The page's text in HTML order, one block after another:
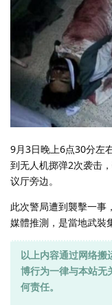
9月3日晚上6点30分左
到无人机掷弹2次袭击
议厅旁边。
此次警局遭到襲擊一事
媒體推測，是當地武裝
以上内容通过网络搬
博行为一律与本站无
何责任。